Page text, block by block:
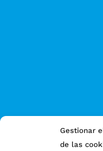
Gestionar
de las